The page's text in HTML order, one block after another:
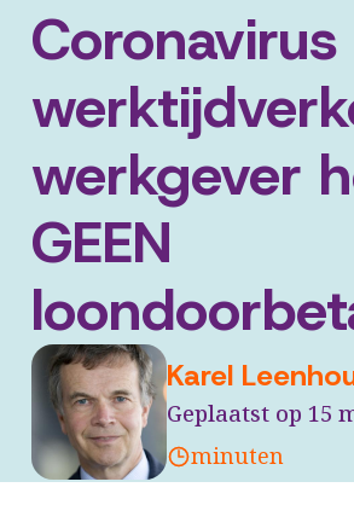
werkgever
GEEN
Karel
Geplaatst op 15
minuten